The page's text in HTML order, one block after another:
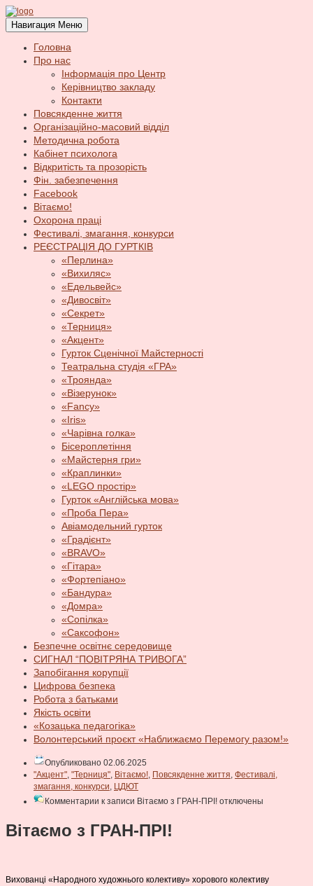
Навигация Меню
Головна
Про нас
Інформація про Центр
Керівництво закладу
Контакти
Повсякденне життя
Організаційно-масовий відділ
Методична робота
Кабінет психолога
Відкритість та прозорість
Фін. забезпечення
Facebook
Вітаємо!
Охорона праці
Фестивалі, змагання, конкурси
РЕЄСТРАЦІЯ ДО ГУРТКІВ
«Перлина»
«Вихиляс»
«Едельвейс»
«Дивосвіт»
«Секрет»
«Терниця»
«Акцент»
Гурток Сценічної Майстерності
Театральна студія «ГРА»
«Троянда»
«Візерунок»
«Fancy»
«Iris»
«Чарівна голка»
Бісероплетіння
«Майстерня гри»
«Краплинки»
«LEGO простір»
Гурток «Англійська мова»
«Проба Пера»
Авіамодельний гурток
«Градієнт»
«BRAVO»
«Гітара»
«Фортепіано»
«Бандура»
«Домра»
«Сопілка»
«Саксофон»
Безпечне освітнє середовище
СИГНАЛ “ПОВІТРЯНА ТРИВОГА”
Запобігання корупції
Цифрова безпека
Робота з батьками
Якість освіти
«Козацька педагогіка»
Волонтерський проєкт «Наближаємо Перемогу разом!»
Опубликовано 02.06.2025
"Акцент", "Терниця", Вітаємо!, Повсякденне життя, Фестивалі,
змагання, конкурси, ЦДЮТ
Комментарии к записи Вітаємо з ГРАН-ПРІ! отключены
Вітаємо з ГРАН-ПРІ!
Вихованці «Народного художнього колективу» хорового колективу